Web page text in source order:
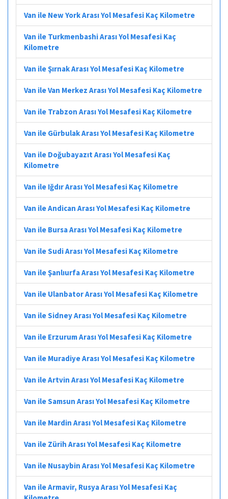
Van ile New York Arası Yol Mesafesi Kaç Kilometre
Van ile Turkmenbashi Arası Yol Mesafesi Kaç
Kilometre
Van ile Şırnak Arası Yol Mesafesi Kaç Kilometre
Van ile Van Merkez Arası Yol Mesafesi Kaç Kilometre
Van ile Trabzon Arası Yol Mesafesi Kaç Kilometre
Van ile Gürbulak Arası Yol Mesafesi Kaç Kilometre
Van ile Doğubayazıt Arası Yol Mesafesi Kaç
Kilometre
Van ile Iğdır Arası Yol Mesafesi Kaç Kilometre
Van ile Andican Arası Yol Mesafesi Kaç Kilometre
Van ile Bursa Arası Yol Mesafesi Kaç Kilometre
Van ile Sudi Arası Yol Mesafesi Kaç Kilometre
Van ile Şanlıurfa Arası Yol Mesafesi Kaç Kilometre
Van ile Ulanbator Arası Yol Mesafesi Kaç Kilometre
Van ile Sidney Arası Yol Mesafesi Kaç Kilometre
Van ile Erzurum Arası Yol Mesafesi Kaç Kilometre
Van ile Muradiye Arası Yol Mesafesi Kaç Kilometre
Van ile Artvin Arası Yol Mesafesi Kaç Kilometre
Van ile Samsun Arası Yol Mesafesi Kaç Kilometre
Van ile Mardin Arası Yol Mesafesi Kaç Kilometre
Van ile Zürih Arası Yol Mesafesi Kaç Kilometre
Van ile Nusaybin Arası Yol Mesafesi Kaç Kilometre
Van ile Armavir, Rusya Arası Yol Mesafesi Kaç